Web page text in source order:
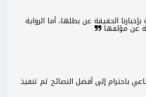
الحقيقة عن بطلها، أما الرواية
عن مؤلفها
باحترام إلى أفضل النصائح ثم تنفيذ